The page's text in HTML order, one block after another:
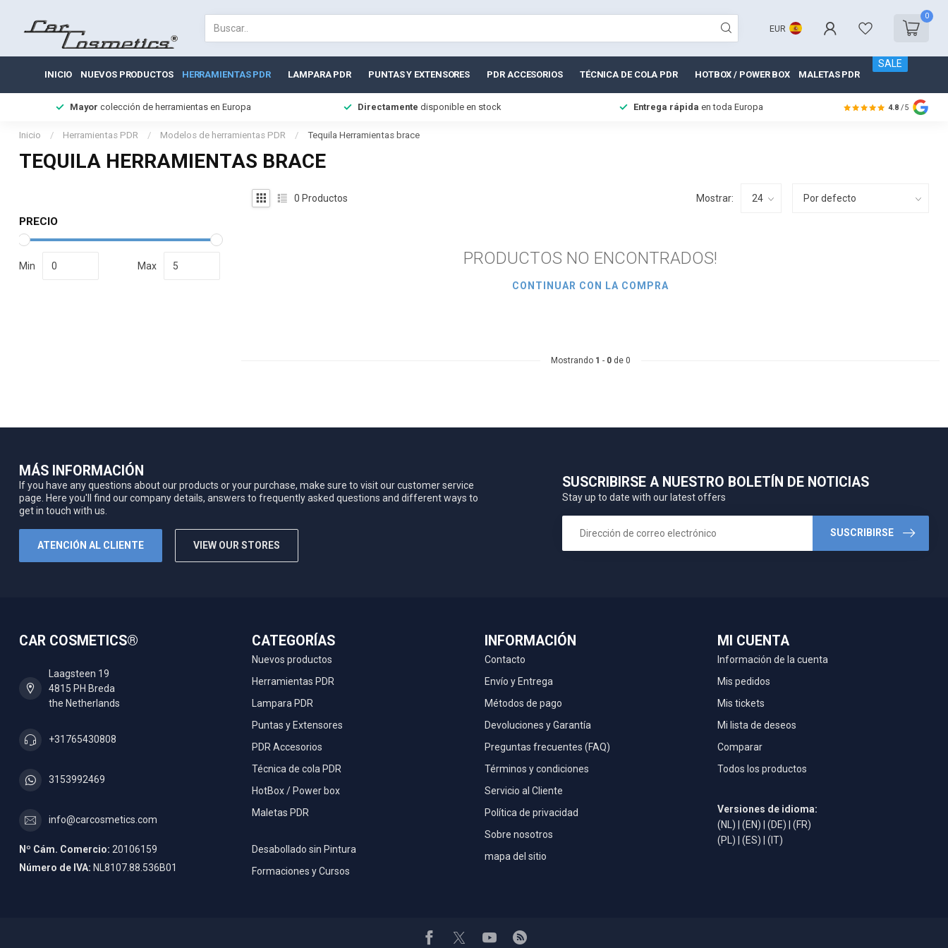
EUR
0
INICIO NUEVOS PRODUCTOS HERRAMIENTAS PDR LAMPARA PDR PUNTAS Y EXTENSORES PDR ACCESORIOS TÉCNICA DE COLA PDR HOTBOX / POWER BOX MALETAS PDR
SALE
Mayor colección de herramientas en Europa Directamente disponible en stock Entrega rápida en toda Europa 4.8 /5
Inicio / Herramientas PDR / Modelos de herramientas PDR / Tequila Herramientas brace
TEQUILA HERRAMIENTAS BRACE
PRECIO
Min Max
0 Productos Mostrar:
PRODUCTOS NO ENCONTRADOS!
CONTINUAR CON LA COMPRA
Mostrando 1 - 0de 0
MÁS INFORMACIÓN
If you have any questions about our products or your purchase, make sure to visit our customer service
page. Here you'll find our company details, answers to frequently asked questions and different ways to
get in touch with us.
ATENCIÓN AL CLIENTE VIEW OUR STORES
SUSCRIBIRSE A NUESTRO BOLETÍN DE NOTICIAS
Stay up to date with our latest offers
SUSCRIBIRSE
CAR COSMETICS®
Laagsteen 19
4815 PH Breda
the Netherlands
+31765430808
3153992469
info@carcosmetics.com
Nº Cám. Comercio: 20106159
Número de IVA: NL8107.88.536B01
CATEGORÍAS
Nuevos productos
Herramientas PDR
Lampara PDR
Puntas y Extensores
PDR Accesorios
Técnica de cola PDR
HotBox / Power box
Maletas PDR
Desabollado sin Pintura
Formaciones y Cursos
INFORMACIÓN
Contacto
Envío y Entrega
Métodos de pago
Devoluciones y Garantía
Preguntas frecuentes (FAQ)
Términos y condiciones
Servicio al Cliente
Política de privacidad
Sobre nosotros
mapa del sitio
MI CUENTA
Información de la cuenta
Mis pedidos
Mis tickets
Mi lista de deseos
Comparar
Todos los productos
Versiones de idioma:
(NL)
(EN) (DE)
(FR)
(PL)
(ES) (IT)